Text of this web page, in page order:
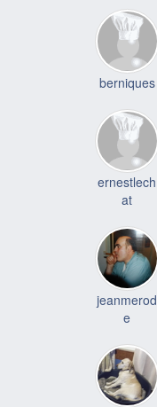
berniques
ernestlech
at
jeanmerod
e